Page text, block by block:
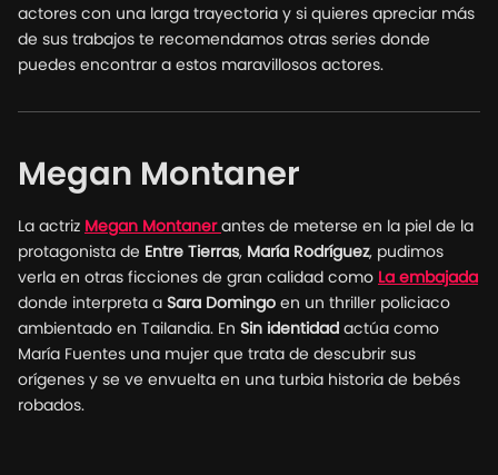
actores con una larga trayectoria y si quieres apreciar más
de sus trabajos te recomendamos otras series donde
puedes encontrar a estos maravillosos actores.
Megan Montaner
La actriz Megan Montanerantes de meterse en la piel de la
protagonista de Entre Tierras, María Rodríguez, pudimos
verla en otras ficciones de gran calidad como La embajada
donde interpreta a Sara Domingo en un thriller policiaco
ambientado en Tailandia. En Sin identidad actúa como
María Fuentes una mujer que trata de descubrir sus
orígenes y se ve envuelta en una turbia historia de bebés
robados.